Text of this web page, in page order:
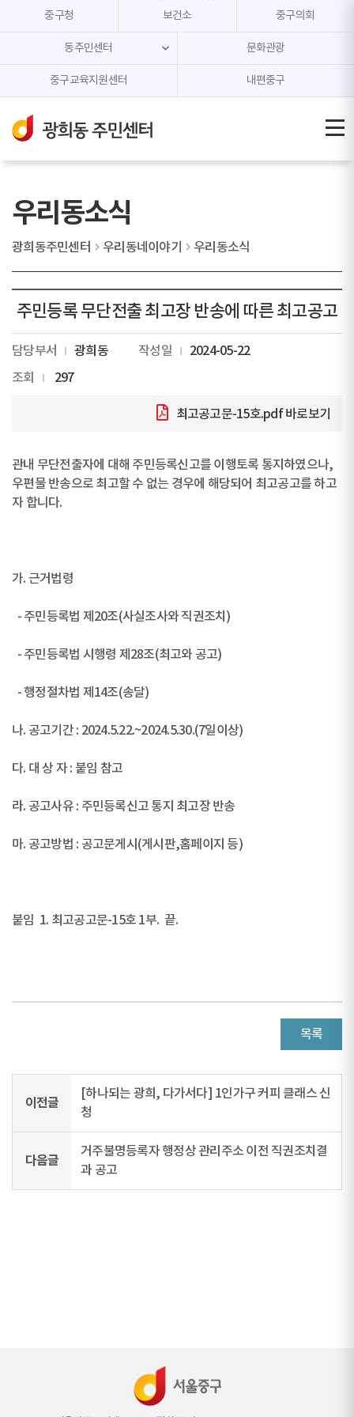
본문 내용 바로가기
주메뉴 바로가기
중구청 보건소 중구의회
동주민센터 문화관광
중구교육지원센터 내편중구
우리동소식
광희동주민센터 우리동네이야기 우리동소식
주민등록 무단전출 최고장 반송에 따른 최고공고
담당부서 광희동 작성일
2024-05-22
조회
297
최고공고문-15호.pdf 바로보기
관내 무단전출자에 대해 주민등록신고를 이행토록 통지하였으나,
우편물 반송으로 최고할 수 없는 경우에 해당되어 최고공고를 하고
자 합니다.
가. 근거법령
- 주민등록법 제20조(사실조사와 직권조치)
- 주민등록법 시행령 제28조(최고와 공고)
- 행정절차법 제14조(송달)
나. 공고기간 : 2024.5.22.~2024.5.30.(7일이상)
다. 대 상 자 : 붙임 참고
라. 공고사유 : 주민등록신고 통지 최고장 반송
마. 공고방법 : 공고문게시(게시판,홈페이지 등)
붙임 1. 최고공고문-15호 1부. 끝.
목록
이전글
[하나되는 광희, 다가서다] 1인가구 커피 클래스 신
청
다음글
거주불명등록자 행정상 관리주소 이전 직권조치결
과 공고